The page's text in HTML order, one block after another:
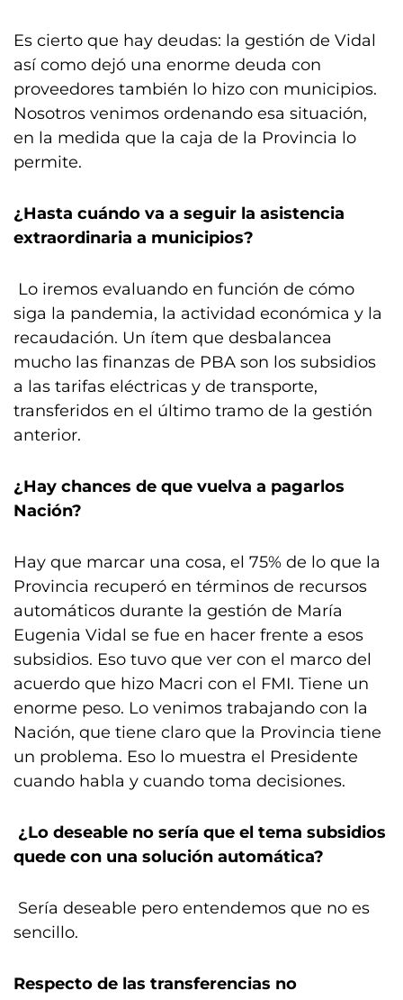
Es cierto que hay deudas: la gestión de Vidal
así como dejó una enorme deuda con
proveedores también lo hizo con municipios.
Nosotros venimos ordenando esa situación,
en la medida que la caja de la Provincia lo
permite.
¿Hasta cuándo va a seguir la asistencia
extraordinaria a municipios?
Lo iremos evaluando en función de cómo
siga la pandemia, la actividad económica y la
recaudación. Un ítem que desbalancea
mucho las finanzas de PBA son los subsidios
a las tarifas eléctricas y de transporte,
transferidos en el último tramo de la gestión
anterior.
¿Hay chances de que vuelva a pagarlos
Nación?
Hay que marcar una cosa, el 75% de lo que la
Provincia recuperó en términos de recursos
automáticos durante la gestión de María
Eugenia Vidal se fue en hacer frente a esos
subsidios. Eso tuvo que ver con el marco del
acuerdo que hizo Macri con el FMI. Tiene un
enorme peso. Lo venimos trabajando con la
Nación, que tiene claro que la Provincia tiene
un problema. Eso lo muestra el Presidente
cuando habla y cuando toma decisiones.
¿Lo deseable no sería que el tema subsidios
quede con una solución automática?
Sería deseable pero entendemos que no es
sencillo.
Respecto de las transferencias no